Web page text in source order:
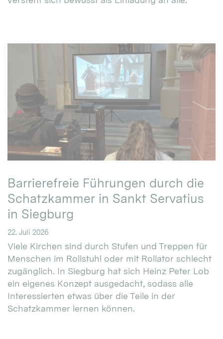
Barrierefreie Führungen durch die
Schatzkammer in Sankt Servatius
in Siegburg
22. Juli 2026
Viele Kirchen sind durch Stufen und Treppen für
Menschen im Rollstuhl oder mit Rollator schlecht
zugänglich. In Siegburg hat sich Heinz Peter Lob
ein eigenes Konzept ausgedacht, sodass alle
Interessierten etwas über die Teile in der
Schatzkammer lernen können.